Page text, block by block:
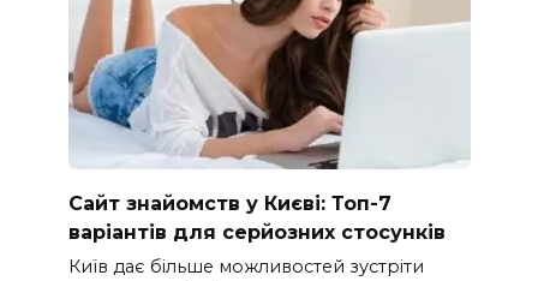
Сайт знайомств у Києві: Топ-7
варіантів для серйозних стосунків
Київ дає більше можливостей зустріти